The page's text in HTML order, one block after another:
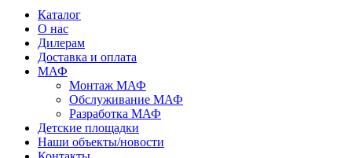
Каталог
О нас
Дилерам
Доставка и оплата
МАФ
Монтаж МАФ
Обслуживание МАФ
Разработка МАФ
Детские площадки
Наши объекты/новости